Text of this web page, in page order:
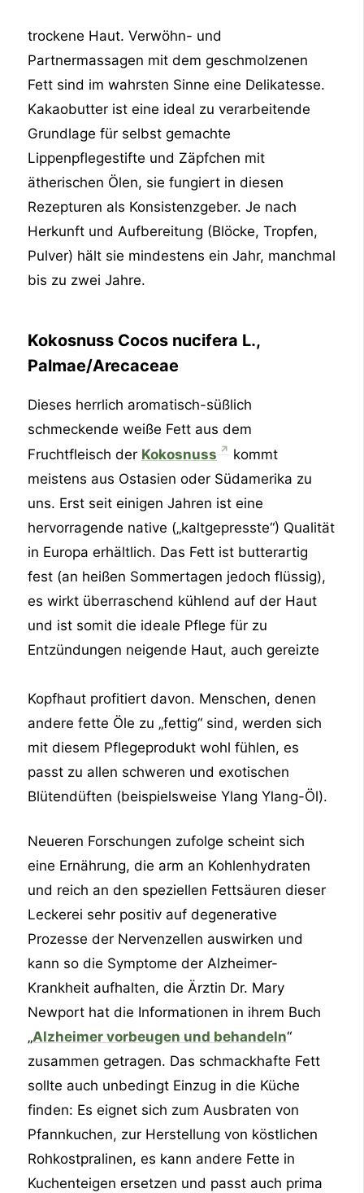
trockene Haut. Verwöhn- und
Partnermassagen mit dem geschmolzenen
Fett sind im wahrsten Sinne eine Delikatesse.
Kakaobutter ist eine ideal zu verarbeitende
Grundlage für selbst gemachte
Lippenpflegestifte und Zäpfchen mit
ätherischen Ölen, sie fungiert in diesen
Rezepturen als Konsistenzgeber. Je nach
Herkunft und Aufbereitung (Blöcke, Tropfen,
Pulver) hält sie mindestens ein Jahr, manchmal
bis zu zwei Jahre.
Kokosnuss Cocos nucifera L.,
Palmae/Arecaceae
Dieses herrlich aromatisch-süßlich
schmeckende weiße Fett aus dem
Fruchtfleisch der Kokosnuss
kommt
meistens aus Ostasien oder Südamerika zu
uns. Erst seit einigen Jahren ist eine
hervorragende native („kaltgepresste“) Qualität
in Europa erhältlich. Das Fett ist butterartig
fest (an heißen Sommertagen jedoch flüssig),
es wirkt überraschend kühlend auf der Haut
und ist somit die ideale Pflege für zu
Entzündungen neigende Haut, auch gereizte
Kopfhaut profitiert davon. Menschen, denen
andere fette Öle zu „fettig“ sind, werden sich
mit diesem Pflegeprodukt wohl fühlen, es
passt zu allen schweren und exotischen
Blütendüften (beispielsweise Ylang Ylang-Öl).
Neueren Forschungen zufolge scheint sich
eine Ernährung, die arm an Kohlenhydraten
und reich an den speziellen Fettsäuren dieser
Leckerei sehr positiv auf degenerative
Prozesse der Nervenzellen auswirken und
kann so die Symptome der Alzheimer-
Krankheit aufhalten, die Ärztin Dr. Mary
Newport hat die Informationen in ihrem Buch
„Alzheimer vorbeugen und behandeln“
zusammen getragen. Das schmackhafte Fett
sollte auch unbedingt Einzug in die Küche
finden: Es eignet sich zum Ausbraten von
Pfannkuchen, zur Herstellung von köstlichen
Rohkostpralinen, es kann andere Fette in
Kuchenteigen ersetzen und passt auch prima